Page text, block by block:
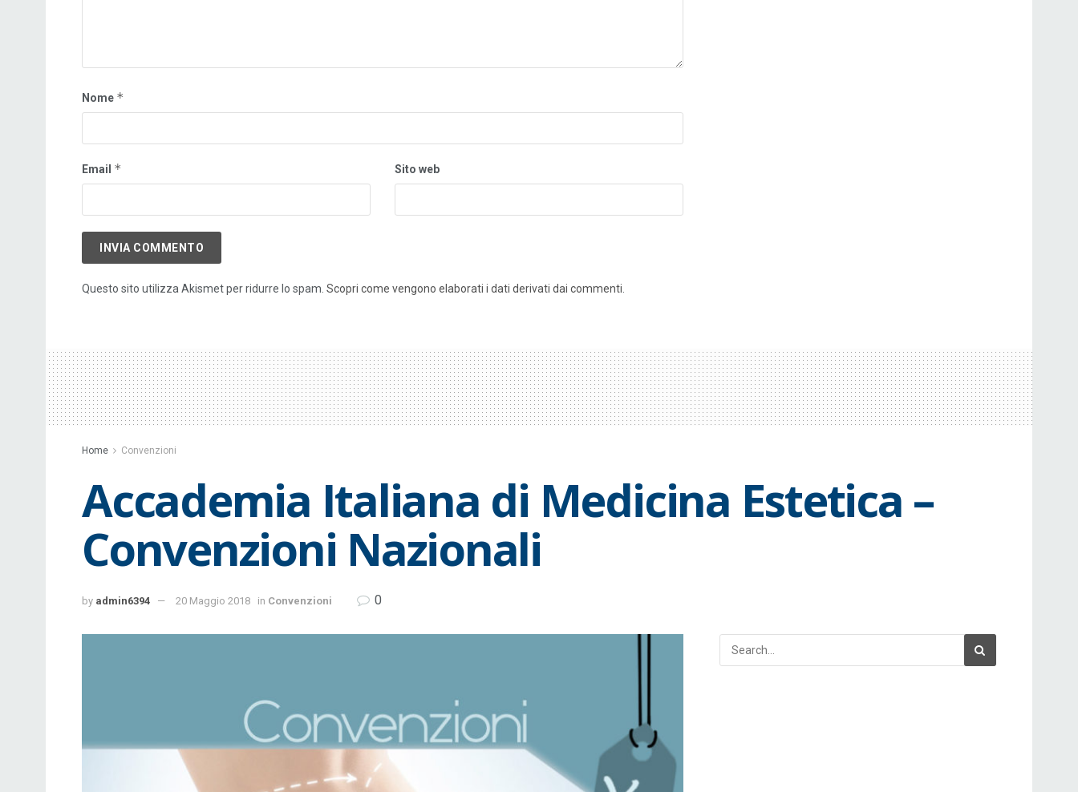
Nome *
Email * Sito web
Questo sito utilizza Akismet per ridurre lo spam. Scopri come vengono elaborati i dati derivati dai commenti
Home Convenzioni
Accademia Italiana di Medicina Estetica –
Convenzioni Nazionali
by admin6394 20 Maggio 2018 in Convenzioni 0